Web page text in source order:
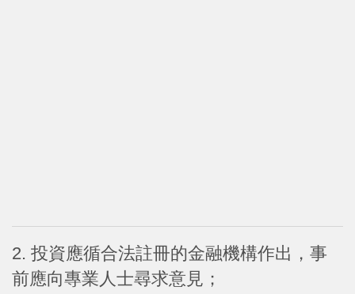
2. 投資應循合法註冊的金融機構作出，事
前應向專業人士尋求意見；